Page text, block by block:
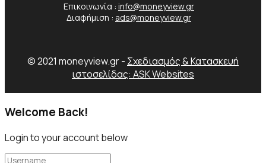
Επικοινωνία : info@moneyview.gr
Διαφήμιση : ads@moneyview.gr
© 2021 moneyview.gr - Σχεδιασμός & Κατασκευή
ιστοσελίδας: ASK Websites
Welcome Back!
Login to your account below